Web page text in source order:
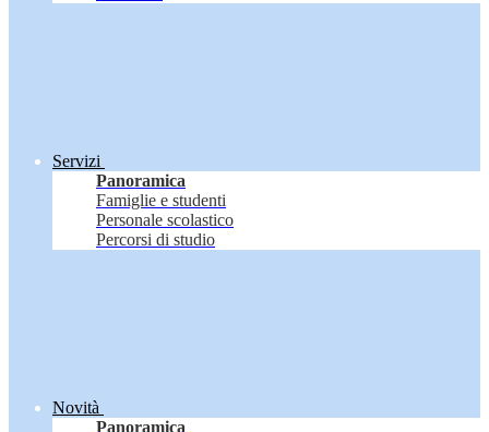
Servizi
Panoramica
Famiglie e studenti
Personale scolastico
Percorsi di studio
Novità
Panoramica